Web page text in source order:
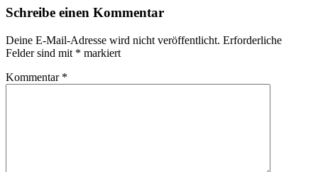
Schreibe einen Kommentar
Deine E-Mail-Adresse wird nicht veröffentlicht. Erforderliche
Felder sind mit * markiert
Kommentar *